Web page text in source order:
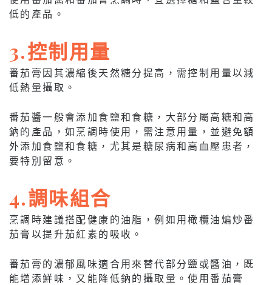
低的產品。
3.控制用量
番茄膏因其濃縮後天然糖分提高，需控制用量以減
低熱量攝取。
番茄醬一般會添加食鹽和食糖，大部分屬高糖和高
鈉的產品，如烹調時使用，需注意用量，並避免額
外添加食鹽和食糖，尤其是糖尿病和高血壓患者，
要特別留意。
4.調味組合
烹調時建議搭配健康的油脂，例如用橄欖油煸炒番
茄膏以提升茄紅素的吸收。
番茄膏的濃郁風味適合用來替代部分鹽或醬油，既
能增添鮮味，又能降低鈉的攝取量。使用番茄膏